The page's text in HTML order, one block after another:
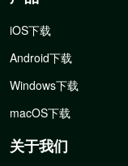
iOS下载
Android下载
Windows下载
macOS下载
关于我们